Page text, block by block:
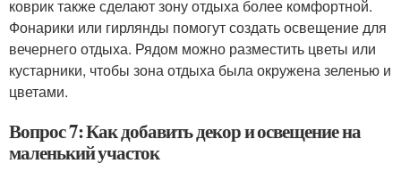
коврик также сделают зону отдыха более комфортной.
Фонарики или гирлянды помогут создать освещение для
вечернего отдыха. Рядом можно разместить цветы или
кустарники, чтобы зона отдыха была окружена зеленью и
цветами.
Вопрос 7: Как добавить декор и освещение на
маленький участок